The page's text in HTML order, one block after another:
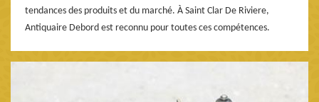
tendances des produits et du marché. À Saint Clar De Riviere,
Antiquaire Debord est reconnu pour toutes ces compétences.